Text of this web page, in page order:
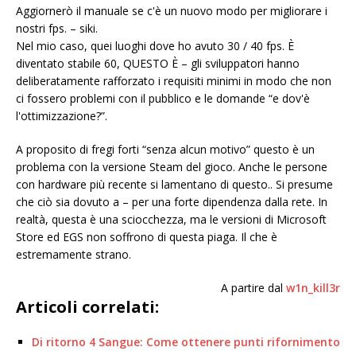
Aggiornerò il manuale se c'è un nuovo modo per migliorare i
nostri fps. – siki.
Nel mio caso, quei luoghi dove ho avuto 30 / 40 fps. È
diventato stabile 60, QUESTO È – gli sviluppatori hanno
deliberatamente rafforzato i requisiti minimi in modo che non
ci fossero problemi con il pubblico e le domande “e dov'è
l'ottimizzazione?”.
A proposito di fregi forti “senza alcun motivo” questo è un
problema con la versione Steam del gioco. Anche le persone
con hardware più recente si lamentano di questo.. Si presume
che ciò sia dovuto a – per una forte dipendenza dalla rete. In
realtà, questa è una sciocchezza, ma le versioni di Microsoft
Store ed EGS non soffrono di questa piaga. Il che è
estremamente strano.
A partire dal w1n_kill3r
Articoli correlati:
Di ritorno 4 Sangue: Come ottenere punti rifornimento